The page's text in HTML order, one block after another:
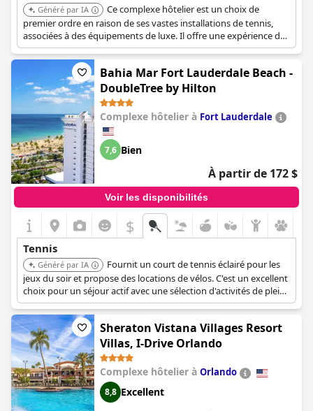
Généré par IA
Ce complexe hôtelier est un choix de
premier ordre en raison de ses vastes installations de tennis,
associées à des équipements de luxe. Il offre une expérience de
villégiature complète, comprenant l'accès à une plage privée et à
un spa à service complet, ce qui le rend idéal pour les amateurs
de tennis et ceux qui recherchent la détente.
Bahia Mar Fort Lauderdale Beach -
DoubleTree by Hilton
Complexe hôtelier à Fort Lauderdale
7,6 Bien
À partir de 172 $
Voir les disponibilités
$
Tennis
Généré par IA
Fournit un court de tennis éclairé pour les
jeux du soir et propose des locations de vélos. C'est un excellent
choix pour un séjour actif avec une sélection d'activités de plein
air.
Sheraton Vistana Villages Resort
Villas, I-Drive Orlando
Complexe hôtelier à Orlando
8,8 Excellent